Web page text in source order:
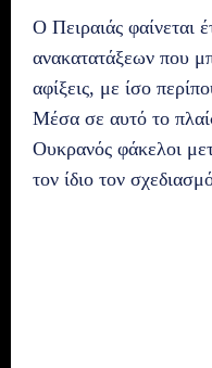
Ο Πειραιάς φαίνεται
ανακατατάξεων που
αφίξεις, με ίσο
Μέσα σε αυτό το
Ουκρανός φάκελοι
τον ίδιο τον